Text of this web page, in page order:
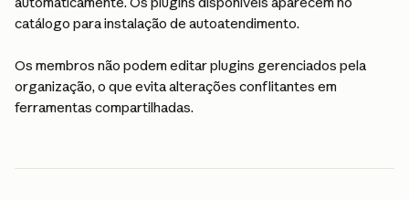
catálogo para instalação de autoatendimento.
Os membros não podem editar plugins gerenciados pela
organização, o que evita alterações conflitantes em
ferramentas compartilhadas.